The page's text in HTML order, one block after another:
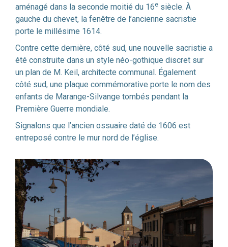
aménagé dans la seconde moitié du 16e siècle. À
gauche du chevet, la fenêtre de l’ancienne sacristie
porte le millésime 1614.
Contre cette dernière, côté sud, une nouvelle sacristie a
été construite dans un style néo-gothique discret sur
un plan de M. Keil, architecte communal. Également
côté sud, une plaque commémorative porte le nom des
enfants de Marange-Silvange tombés pendant la
Première Guerre mondiale.
Signalons que l’ancien ossuaire daté de 1606 est
entreposé contre le mur nord de l’église.